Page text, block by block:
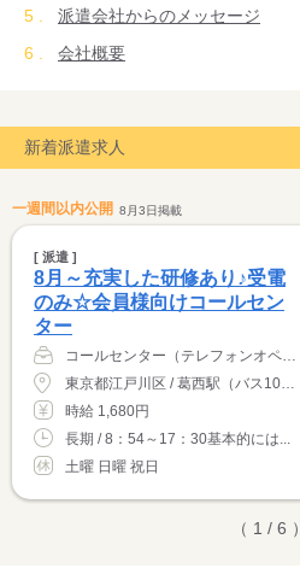
派遣会社からのメッセージ
会社概要
新着派遣求人
一週間以内公開 8月3日掲載
[ 派遣 ]
8月～充実した研修あり♪受電
のみ☆会員様向けコールセン
ター
コールセンター（テレフォンオペレーター）
東京都江戸川区 / 葛西駅（バス10分）
時給 1,680円
長期 / 8：54～17：30基本的には...
土曜 日曜 祝日
（ 1 / 6 ）